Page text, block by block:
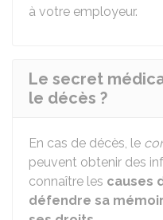
à votre employeur.
Le secret
le décès ?
En cas de décès, le
peuvent obtenir des
connaître les causes
défendre sa